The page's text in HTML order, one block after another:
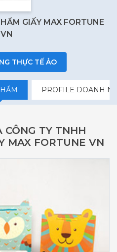
GIẤY MAX FORTUNE
VN
THỰC TẾ ẢO
PROFILE DOANH
CÔNG TY TNHH
MAX FORTUNE VN